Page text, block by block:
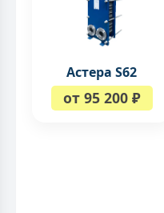
Астера S62
от 95 200 ₽